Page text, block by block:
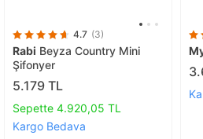
4.7 (3)
Rabi Beyza Country Mini
Şifonyer
5.179 TL
Sepette 4.920,05 TL
Kargo Bedava